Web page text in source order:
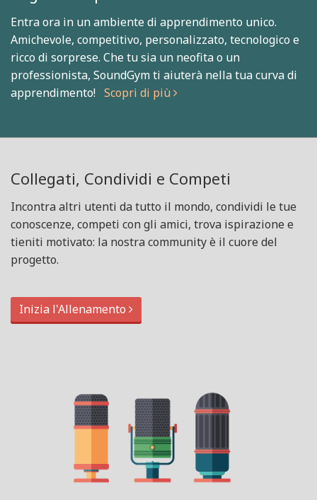
Entra ora in un ambiente di apprendimento unico.
Amichevole, competitivo, personalizzato, tecnologico e
ricco di sorprese. Che tu sia un neofita o un
professionista, SoundGym ti aiuterà nella tua curva di
apprendimento! Scopri di più
Collegati, Condividi e Competi
Incontra altri utenti da tutto il mondo, condividi le tue
conoscenze, competi con gli amici, trova ispirazione e
tieniti motivato: la nostra community è il cuore del
progetto.
Inizia l'Allenamento